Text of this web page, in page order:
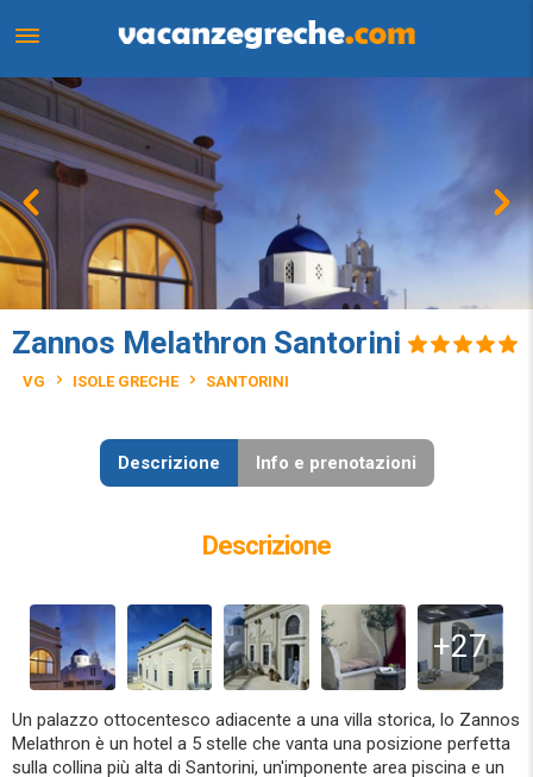
Zannos Melathron Santorini
VG ISOLE GRECHE SANTORINI
Descrizione Info e prenotazioni
Descrizione
+27
Un palazzo ottocentesco adiacente a una villa storica, lo Zannos
Melathron è un hotel a 5 stelle che vanta una posizione perfetta
sulla collina più alta di Santorini, un'imponente area piscina e un